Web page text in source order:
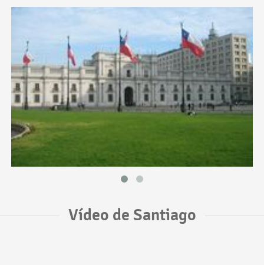
Vídeo de Santiago